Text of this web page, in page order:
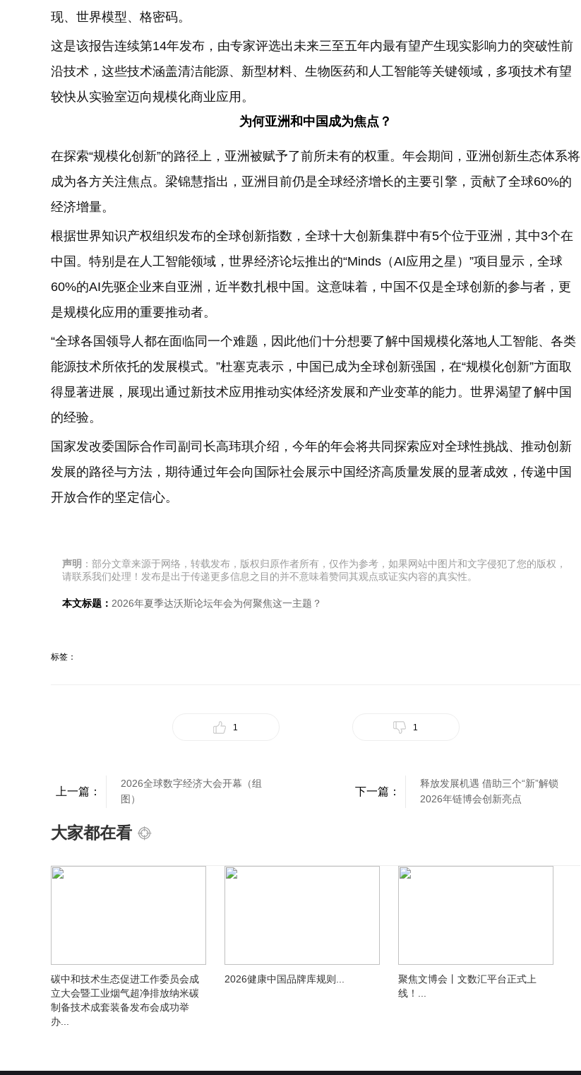
现、世界模型、格密码。
这是该报告连续第14年发布，由专家评选出未来三至五年内最有望产生现实影响力的突破性前
沿技术，这些技术涵盖清洁能源、新型材料、生物医药和人工智能等关键领域，多项技术有望
较快从实验室迈向规模化商业应用。
为何亚洲和中国成为焦点？
在探索“规模化创新”的路径上，亚洲被赋予了前所未有的权重。年会期间，亚洲创新生态体系将
成为各方关注焦点。梁锦慧指出，亚洲目前仍是全球经济增长的主要引擎，贡献了全球60%的
经济增量。
根据世界知识产权组织发布的全球创新指数，全球十大创新集群中有5个位于亚洲，其中3个在
中国。特别是在人工智能领域，世界经济论坛推出的“Minds（AI应用之星）”项目显示，全球
60%的AI先驱企业来自亚洲，近半数扎根中国。这意味着，中国不仅是全球创新的参与者，更
是规模化应用的重要推动者。
“全球各国领导人都在面临同一个难题，因此他们十分想要了解中国规模化落地人工智能、各类
能源技术所依托的发展模式。”杜塞克表示，中国已成为全球创新强国，在“规模化创新”方面取
得显著进展，展现出通过新技术应用推动实体经济发展和产业变革的能力。世界渴望了解中国
的经验。
国家发改委国际合作司副司长高玮琪介绍，今年的年会将共同探索应对全球性挑战、推动创新
发展的路径与方法，期待通过年会向国际社会展示中国经济高质量发展的显著成效，传递中国
开放合作的坚定信心。
声明 ：部分文章来源于网络，转载发布，版权归原作者所有，仅作为参考，如果网站中图片和文字侵犯了您的版权，
请联系我们处理！发布是出于传递更多信息之目的并不意味着赞同其观点或证实内容的真实性。
本文标题： 2026年夏季达沃斯论坛年会为何聚焦这一主题？
标签：
1 1
上一篇：
2026全球数字经济大会开幕（组
图）
下一篇：
释放发展机遇 借助三个“新”解锁
2026年链博会创新亮点
大家都在看
碳中和技术生态促进工作委员会成
立大会暨工业烟气超净排放纳米碳
制备技术成套装备发布会成功举
办...
2026健康中国品牌库规则...
聚焦文博会丨文数汇平台正式上
线！...